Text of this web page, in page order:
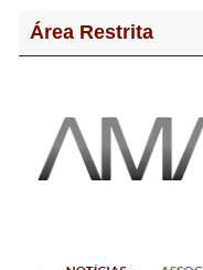
Área Restrita